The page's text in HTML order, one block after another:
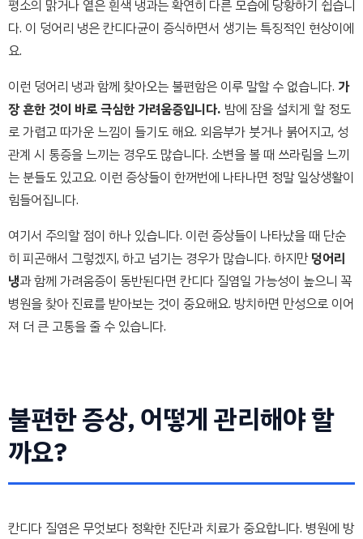
평소의 맑거나 옅은 흰색 냉과는 확연히 다른 모습에 당황하기 쉽습니
다. 이 덩어리 냉은 칸디다균이 증식하면서 생기는 특징적인 현상이에
요.
이런 덩어리 냉과 함께 찾아오는 불편함은 이루 말할 수 없습니다. 가
장 흔한 것이 바로 극심한 가려움증입니다. 밤에 잠을 설치게 할 정도
로 가렵고 따가운 느낌이 들기도 해요. 외음부가 붓거나 붉어지고, 성
관계 시 통증을 느끼는 경우도 많습니다. 소변을 볼 때 쓰라림을 느끼
는 분들도 있고요. 이런 증상들이 한꺼번에 나타나면 정말 일상생활이
힘들어집니다.
여기서 주의할 점이 하나 있습니다. 이런 증상들이 나타났을 때 단순
히 피곤해서 그렇겠지, 하고 넘기는 경우가 많습니다. 하지만덩어리
냉과 함께 가려움증이 동반된다면 칸디다 질염일 가능성이 높으니 꼭
병원을 찾아 진료를 받아보는 것이 중요해요. 방치하면 만성으로 이어
져 더 큰 고통을 줄 수 있습니다.
불편한 증상, 어떻게 관리해야 할
까요?
칸디다 질염은 무엇보다 정확한 진단과 치료가 중요합니다. 병원에 방